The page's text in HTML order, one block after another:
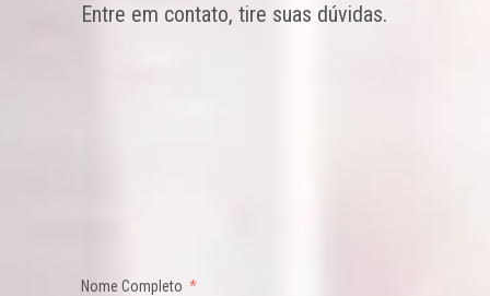
Entre em contato, tire suas dúvidas.
Nome Completo